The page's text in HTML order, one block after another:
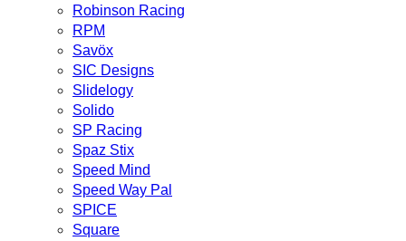
Robinson Racing
RPM
Savöx
SIC Designs
Slidelogy
Solido
SP Racing
Spaz Stix
Speed Mind
Speed Way Pal
SPICE
Square